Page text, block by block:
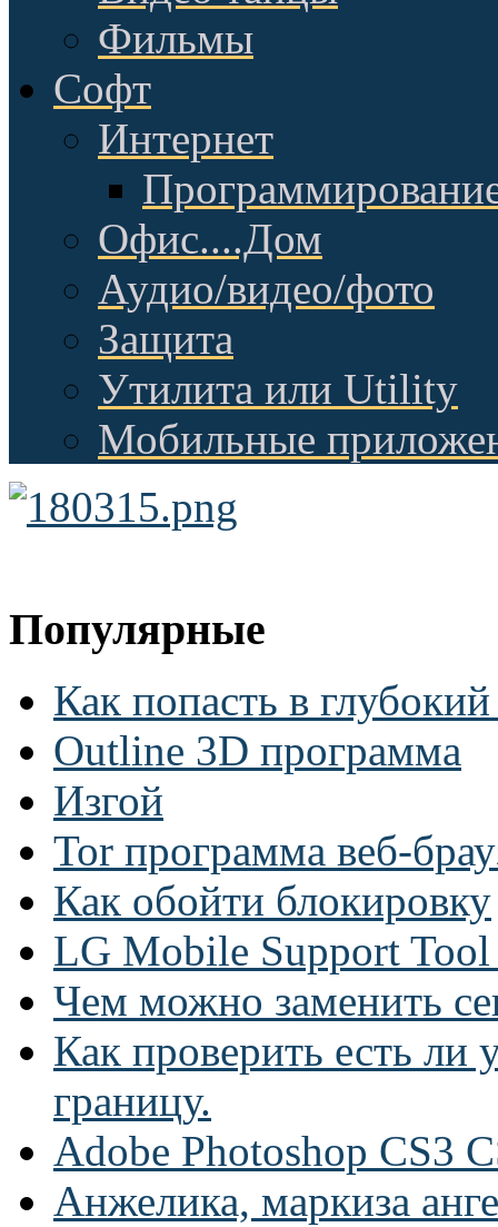
Фильмы
Софт
Интернет
Офис....Дом
Аудио/видео/фото
Защита
Утилита или Utility
Мобильные
Популярные
Как попасть в
Outline 3D программа
Изгой
Tor программа веб-
Как обойти блокировку
LG Mobile Support
Чем можно заменить
Как проверить есть ли
границу.
Adobe Photoshop CS3
Анжелика, маркиза